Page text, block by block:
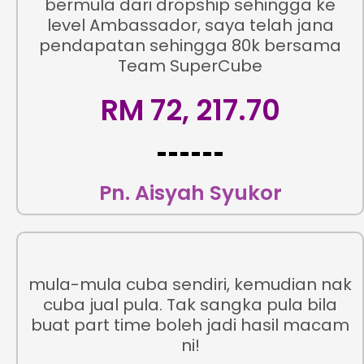
bermula dari dropship sehingga ke
level Ambassador, saya telah jana
pendapatan sehingga 80k bersama
Team SuperCube
RM 72, 217.70
Pn. Aisyah Syukor
mula-mula cuba sendiri, kemudian nak
cuba jual pula. Tak sangka pula bila
buat part time boleh jadi hasil macam
ni!